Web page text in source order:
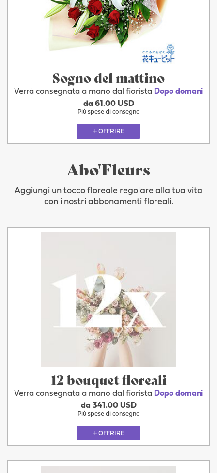
Sogno del mattino
Verrà consegnata a mano dal fiorista Dopo domani
da 61.00 USD
Più spese di consegna
OFFRIRE
Abo'Fleurs
Aggiungi un tocco floreale regolare alla tua vita
con i nostri abbonamenti floreali.
12 bouquet floreali
Verrà consegnata a mano dal fiorista Dopo domani
da 341.00 USD
Più spese di consegna
OFFRIRE